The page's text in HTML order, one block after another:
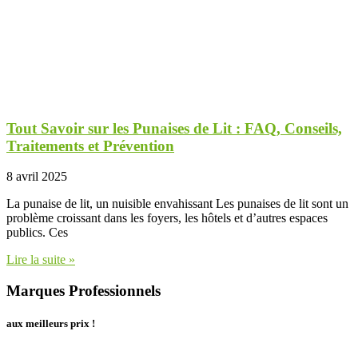
Tout Savoir sur les Punaises de Lit : FAQ, Conseils,
Traitements et Prévention
8 avril 2025
La punaise de lit, un nuisible envahissant Les punaises de lit sont un
problème croissant dans les foyers, les hôtels et d’autres espaces
publics. Ces
Lire la suite »
Marques Professionnels
aux meilleurs prix !